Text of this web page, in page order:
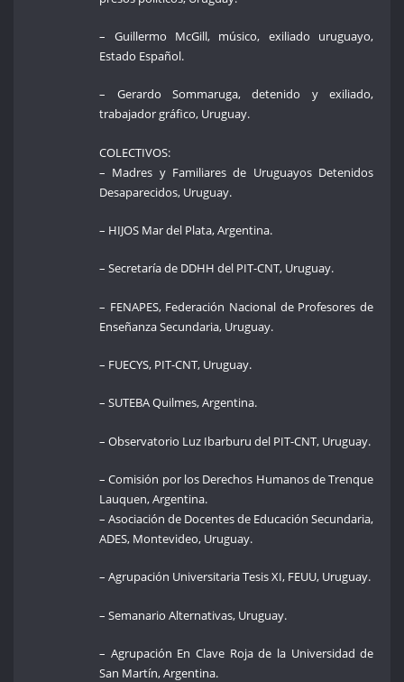
– Guillermo McGill, músico, exiliado uruguayo,
Estado Español.
– Gerardo Sommaruga, detenido y exiliado,
trabajador gráfico, Uruguay.
COLECTIVOS:
– Madres y Familiares de Uruguayos Detenidos
Desaparecidos, Uruguay.
– HIJOS Mar del Plata, Argentina.
– Secretaría de DDHH del PIT-CNT, Uruguay.
– FENAPES, Federación Nacional de Profesores de
Enseñanza Secundaria, Uruguay.
– FUECYS, PIT-CNT, Uruguay.
– SUTEBA Quilmes, Argentina.
– Observatorio Luz Ibarburu del PIT-CNT, Uruguay.
– Comisión por los Derechos Humanos de Trenque
Lauquen, Argentina.
– Asociación de Docentes de Educación Secundaria,
ADES, Montevideo, Uruguay.
– Agrupación Universitaria Tesis XI, FEUU, Uruguay.
– Semanario Alternativas, Uruguay.
– Agrupación En Clave Roja de la Universidad de
San Martín, Argentina.